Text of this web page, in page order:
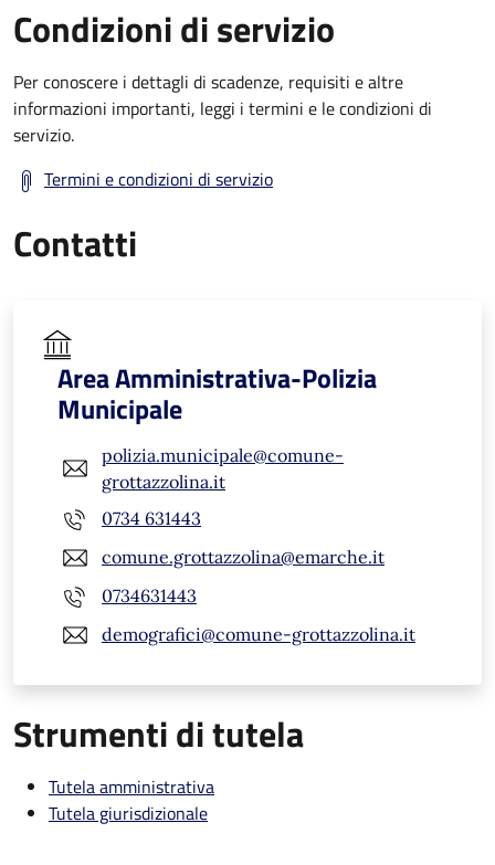
Condizioni di servizio
Per conoscere i dettagli di scadenze, requisiti e altre
informazioni importanti, leggi i termini e le condizioni di
servizio.
Termini e condizioni di servizio
Contatti
Area Amministrativa-Polizia
Municipale
polizia.municipale@comune-
grottazzolina.it
0734 631443
comune.grottazzolina@emarche.it
0734631443
demografici@comune-grottazzolina.it
Strumenti di tutela
Tutela amministrativa
Tutela giurisdizionale